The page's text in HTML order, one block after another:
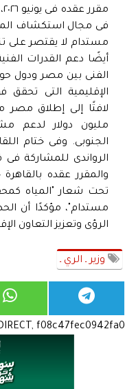
فى مجال استكشاف
مستدام لا يقتصر على
أيضًا دعم القدرات
الفنى بين مصر ودول
الإقليمية التى تحقق
مليون دولار لدعم
الجنوبى. وفى ختام
تحت شعار "المياه
مستدام"، مؤكدًا أن
الرؤى وتعزيز التعاون
وزير ـ الري ـ
f08c47fec0942fa0